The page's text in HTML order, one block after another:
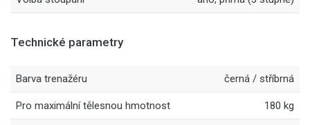
Technické parametry
Barva trenažéru černá / stříbrná
Pro maximální tělesnou hmotnost 180 kg